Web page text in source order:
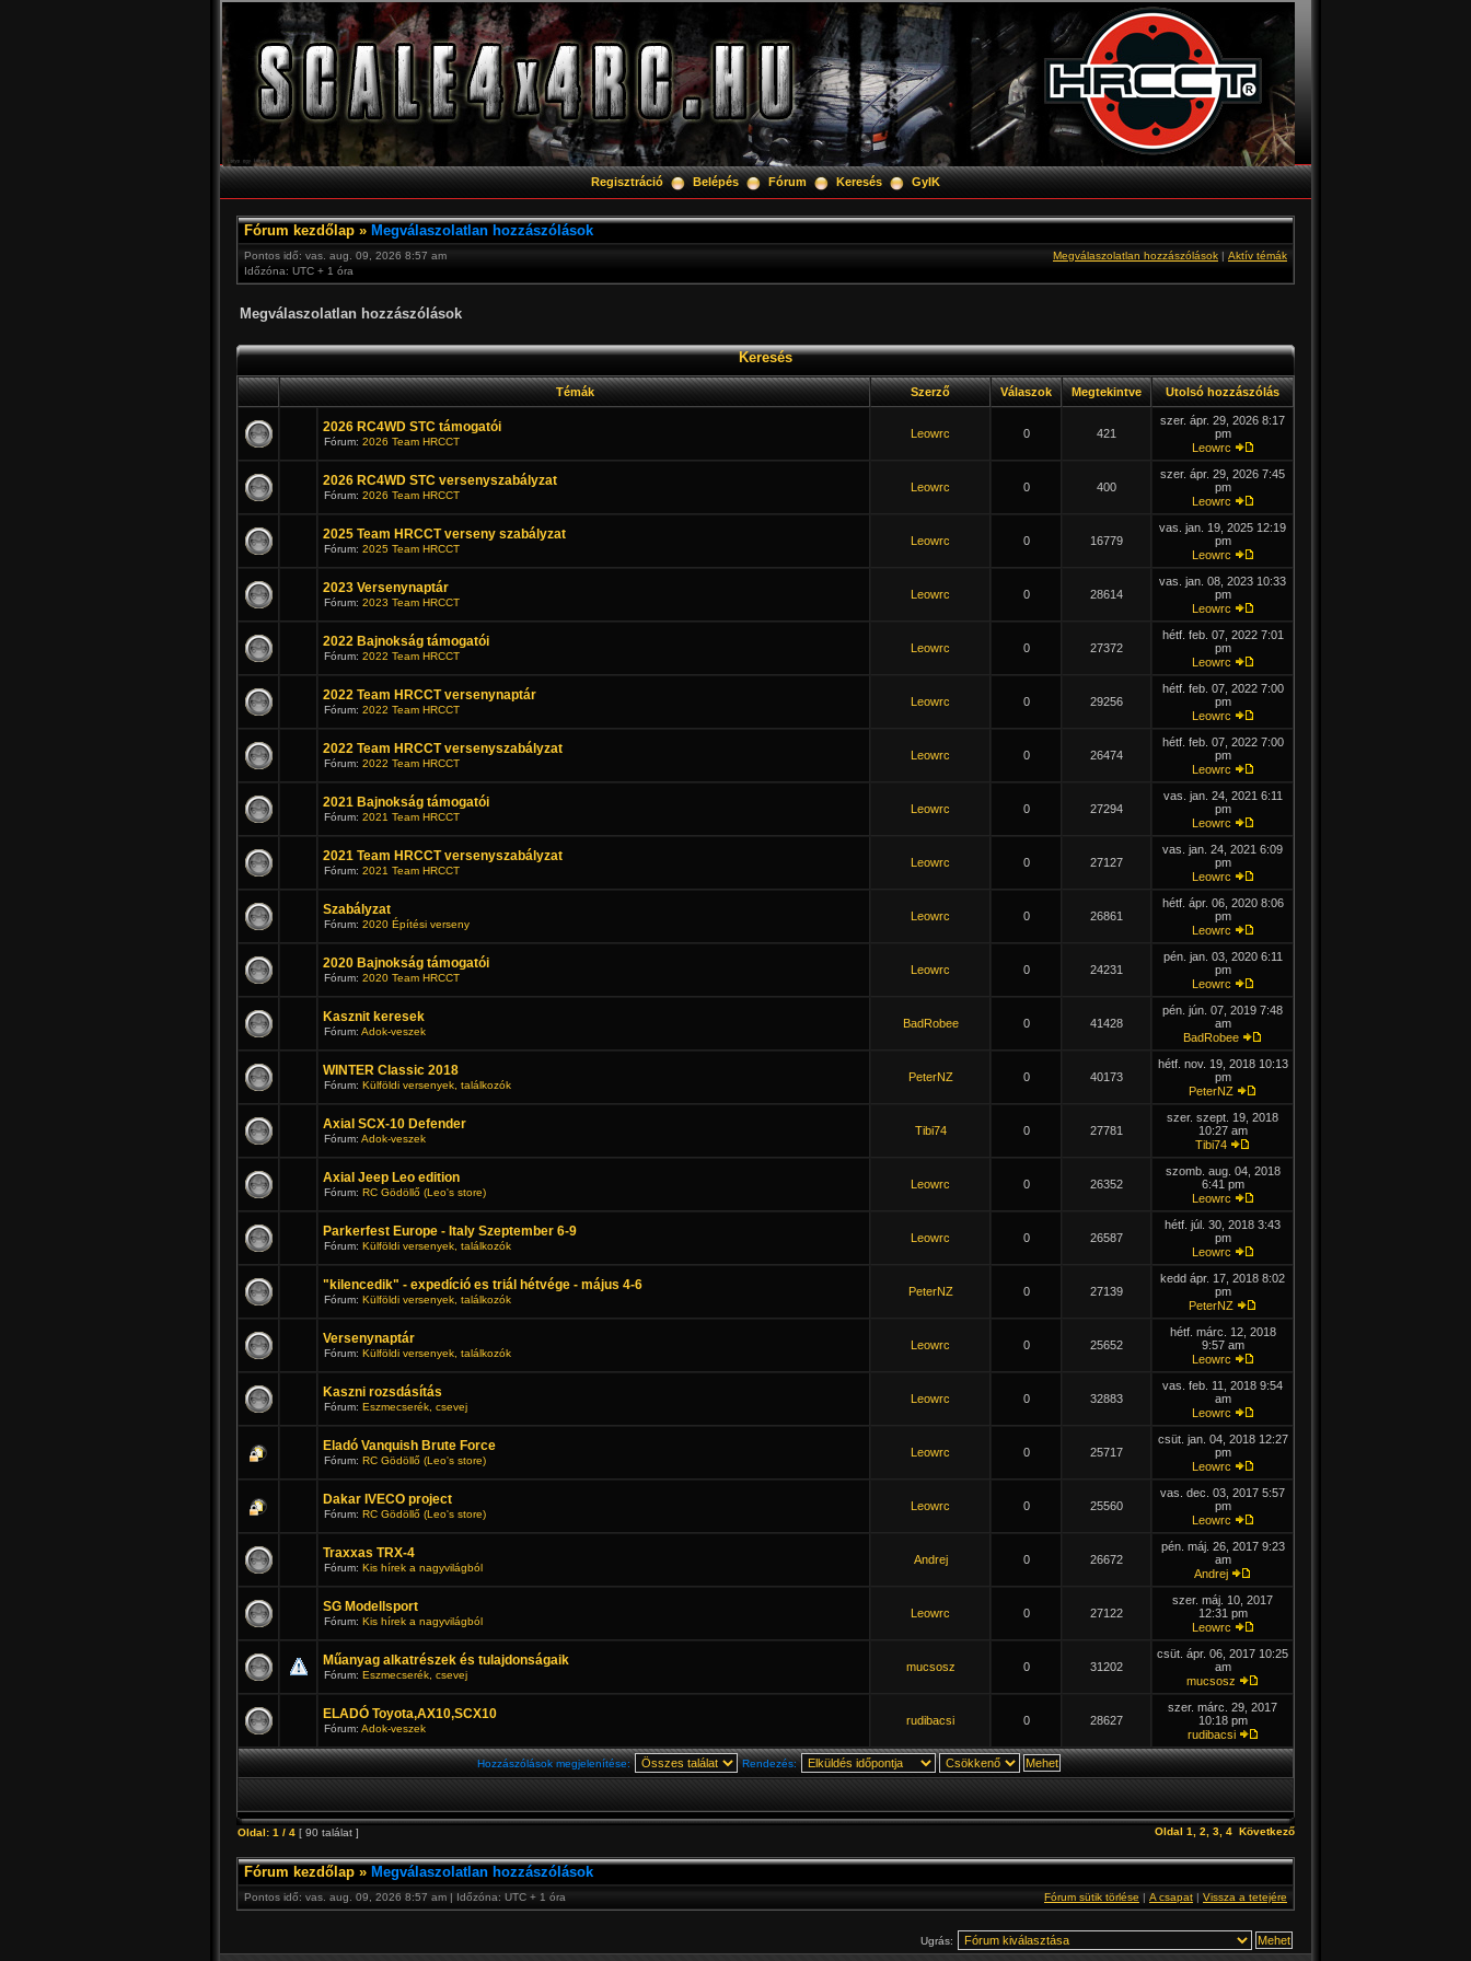
Regisztráció Belépés Fórum Keresés GyIK
Fórum kezdőlap » Megválaszolatlan hozzászólások
Pontos idő: vas. aug. 09, 2026 8:57 am
Időzóna: UTC + 1 óra
Megválaszolatlan hozzászólások | Aktív témák
Megválaszolatlan hozzászólások
Keresés
Témák Szerző Válaszok Megtekintve Utolsó hozzászólás
2026 RC4WD STC támogatói
Fórum: 2026 Team HRCCT
Leowrc 0 421
szer. ápr. 29, 2026 8:17
pm
Leowrc
2026 RC4WD STC versenyszabályzat
Fórum: 2026 Team HRCCT
Leowrc 0 400
szer. ápr. 29, 2026 7:45
pm
Leowrc
2025 Team HRCCT verseny szabályzat
Fórum: 2025 Team HRCCT
Leowrc 0 16779
vas. jan. 19, 2025 12:19
pm
Leowrc
2023 Versenynaptár
Fórum: 2023 Team HRCCT
Leowrc 0 28614
vas. jan. 08, 2023 10:33
pm
Leowrc
2022 Bajnokság támogatói
Fórum: 2022 Team HRCCT
Leowrc 0 27372
hétf. feb. 07, 2022 7:01
pm
Leowrc
2022 Team HRCCT versenynaptár
Fórum: 2022 Team HRCCT
Leowrc 0 29256
hétf. feb. 07, 2022 7:00
pm
Leowrc
2022 Team HRCCT versenyszabályzat
Fórum: 2022 Team HRCCT
Leowrc 0 26474
hétf. feb. 07, 2022 7:00
pm
Leowrc
2021 Bajnokság támogatói
Fórum: 2021 Team HRCCT
Leowrc 0 27294
vas. jan. 24, 2021 6:11
pm
Leowrc
2021 Team HRCCT versenyszabályzat
Fórum: 2021 Team HRCCT
Leowrc 0 27127
vas. jan. 24, 2021 6:09
pm
Leowrc
Szabályzat
Fórum: 2020 Építési verseny
Leowrc 0 26861
hétf. ápr. 06, 2020 8:06
pm
Leowrc
2020 Bajnokság támogatói
Fórum: 2020 Team HRCCT
Leowrc 0 24231
pén. jan. 03, 2020 6:11
pm
Leowrc
Kasznit keresek
Fórum: Adok-veszek
BadRobee 0 41428
pén. jún. 07, 2019 7:48
am
BadRobee
WINTER Classic 2018
Fórum: Külföldi versenyek, találkozók
PeterNZ 0 40173
hétf. nov. 19, 2018 10:13
pm
PeterNZ
Axial SCX-10 Defender
Fórum: Adok-veszek
Tibi74 0 27781
szer. szept. 19, 2018
10:27 am
Tibi74
Axial Jeep Leo edition
Fórum: RC Gödöllő (Leo's store)
Leowrc 0 26352
szomb. aug. 04, 2018
6:41 pm
Leowrc
Parkerfest Europe - Italy Szeptember 6-9
Fórum: Külföldi versenyek, találkozók
Leowrc 0 26587
hétf. júl. 30, 2018 3:43
pm
Leowrc
"kilencedik" - expedíció es triál hétvége - május 4-6
Fórum: Külföldi versenyek, találkozók
PeterNZ 0 27139
kedd ápr. 17, 2018 8:02
pm
PeterNZ
Versenynaptár
Fórum: Külföldi versenyek, találkozók
Leowrc 0 25652
hétf. márc. 12, 2018
9:57 am
Leowrc
Kaszni rozsdásítás
Fórum: Eszmecserék, csevej
Leowrc 0 32883
vas. feb. 11, 2018 9:54
am
Leowrc
Eladó Vanquish Brute Force
Fórum: RC Gödöllő (Leo's store)
Leowrc 0 25717
csüt. jan. 04, 2018 12:27
pm
Leowrc
Dakar IVECO project
Fórum: RC Gödöllő (Leo's store)
Leowrc 0 25560
vas. dec. 03, 2017 5:57
pm
Leowrc
Traxxas TRX-4
Fórum: Kis hírek a nagyvilágból
Andrej 0 26672
pén. máj. 26, 2017 9:23
am
Andrej
SG Modellsport
Fórum: Kis hírek a nagyvilágból
Leowrc 0 27122
szer. máj. 10, 2017
12:31 pm
Leowrc
Műanyag alkatrészek és tulajdonságaik
Fórum: Eszmecserék, csevej
mucsosz 0 31202
csüt. ápr. 06, 2017 10:25
am
mucsosz
ELADÓ Toyota,AX10,SCX10
Fórum: Adok-veszek
rudibacsi 0 28627
szer. márc. 29, 2017
10:18 pm
rudibacsi
Hozzászólások megjelenítése: Rendezés:
Oldal: 1 / 4 [ 90 találat ] Oldal 1 2 3 4 Következő
Fórum kezdőlap » Megválaszolatlan hozzászólások
Pontos idő: vas. aug. 09, 2026 8:57 am | Időzóna: UTC + 1 óra Fórum sütik törlése | A csapat | Vissza a tetejére
Ugrás: